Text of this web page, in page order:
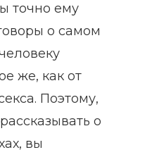
точно ему
о самом
же, как от
Поэтому,
о
вы